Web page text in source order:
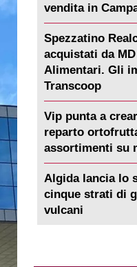
vendita in
Spezzatino
acquistati da MD
Alimentari. Gli
Transcoop
Vip punta a
reparto
assortimenti su
Algida lancia lo
cinque strati di
vulcani